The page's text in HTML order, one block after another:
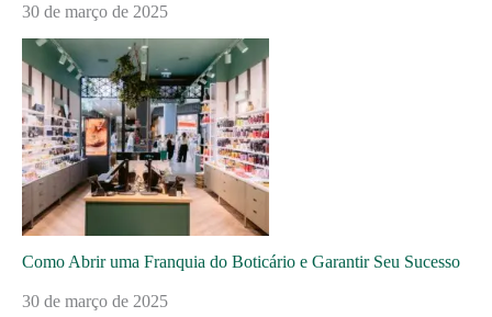
30 de março de 2025
Como Abrir uma Franquia do Boticário e Garantir Seu Sucesso
30 de março de 2025